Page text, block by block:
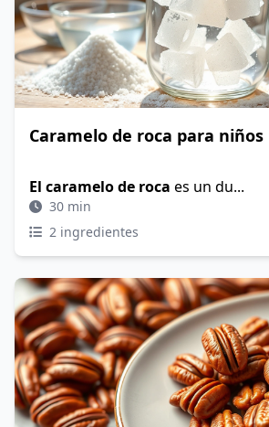
Caramelo de roca para niños
El caramelo de roca es un du...
30 min
2 ingredientes